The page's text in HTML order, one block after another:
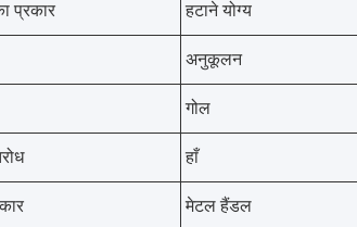
प्रकार हटाने योग्य
अनुकूलन
गोल
हाँ
मेटल हैंडल